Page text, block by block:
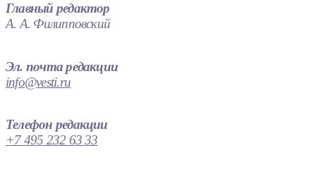
Главный редактор
А. А. Филипповский
Эл. почта редакции
info@vesti.ru
Телефон редакции
+7 495 232 63 33